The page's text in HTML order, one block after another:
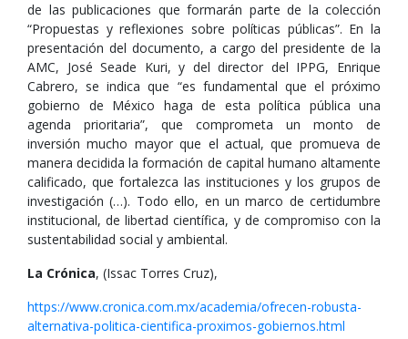
de las publicaciones que formarán parte de la colección
“Propuestas y reflexiones sobre políticas públicas”. En la
presentación del documento, a cargo del presidente de la
AMC, José Seade Kuri, y del director del IPPG, Enrique
Cabrero, se indica que “es fundamental que el próximo
gobierno de México haga de esta política pública una
agenda prioritaria”, que comprometa un monto de
inversión mucho mayor que el actual, que promueva de
manera decidida la formación de capital humano altamente
calificado, que fortalezca las instituciones y los grupos de
investigación (…). Todo ello, en un marco de certidumbre
institucional, de libertad científica, y de compromiso con la
sustentabilidad social y ambiental.
La Crónica, (Issac Torres Cruz),
https://www.cronica.com.mx/academia/ofrecen-robusta-
alternativa-politica-cientifica-proximos-gobiernos.html